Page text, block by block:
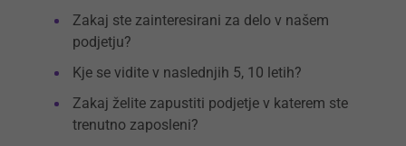
Zakaj ste zainteresirani za delo v našem
podjetju?
Kje se vidite v naslednjih 5, 10 letih?
Zakaj želite zapustiti podjetje v katerem ste
trenutno zaposleni?